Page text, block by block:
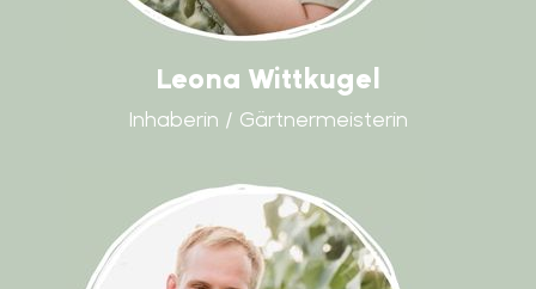
Leona Wittkugel
Inhaberin / Gärtnermeisterin